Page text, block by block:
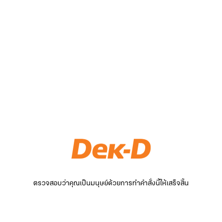
ตรวจสอบว่าคุณเป็นมนุษย์ด้วยการทำคำสั่งนี้ให้เสร็จสิ้น